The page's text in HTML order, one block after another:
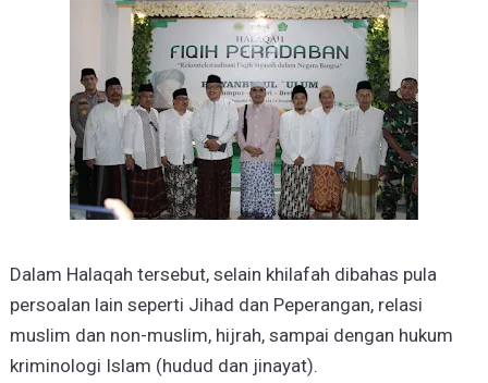
Dalam Halaqah tersebut, selain khilafah dibahas pula
persoalan lain seperti Jihad dan Peperangan, relasi
muslim dan non-muslim, hijrah, sampai dengan hukum
kriminologi Islam (hudud dan jinayat).